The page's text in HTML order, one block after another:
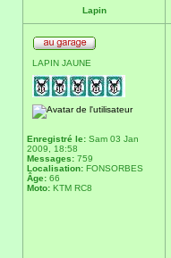
Lapin
LAPIN JAUNE
Enregistré le: Sam 03 Jan
2009, 18:58
Messages: 759
Localisation: FONSORBES
Âge: 66
Moto: KTM RC8